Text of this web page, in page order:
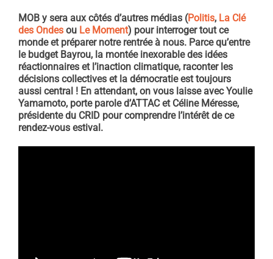
MOB y sera aux côtés d’autres médias (Politis, La Clé
des Ondes ou Le Moment) pour interroger tout ce
monde et préparer notre rentrée à nous. Parce qu’entre
le budget Bayrou, la montée inexorable des idées
réactionnaires et l’inaction climatique, raconter les
décisions collectives et la démocratie est toujours
aussi central ! En attendant, on vous laisse avec Youlie
Yamamoto, porte parole d’ATTAC et Céline Méresse,
présidente du CRID pour comprendre l’intérêt de ce
rendez-vous estival.